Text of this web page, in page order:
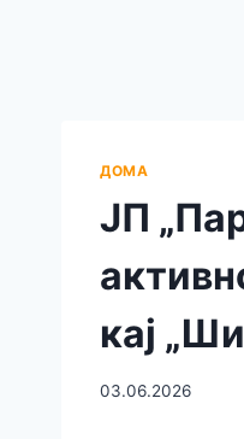
ДОМА
ЈП
кај
03.06.2026